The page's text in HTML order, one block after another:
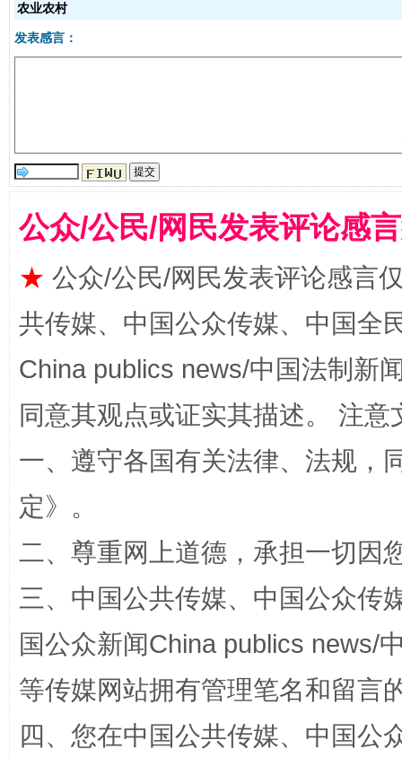
受贿1.44亿！段成刚被判无期 从幼
全民健身五年计划来了！等你上场
国家大学科技园优化重塑工作
农业农村
发表感言：
公众/公民/网民发表评论感
★ 公众/公民/网民发表评论感言
共传媒、中国公众传媒、中国全
China publics news/中国法制新
同意其观点或证实其描述。 注
一、遵守各国有关法律、法规，
定》。
二、尊重网上道德，承担一切因
三、中国公共传媒、中国公众传
国公众新闻China publics news/
等传媒网站拥有管理笔名和留言
四、您在中国公共传媒、中国公